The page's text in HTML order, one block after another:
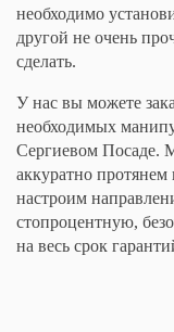
необходимо
другой не очень
сделать.
У нас вы можете
необходимых
Сергиевом Посаде.
аккуратно протянем
настроим
стопроцентную,
на весь срок